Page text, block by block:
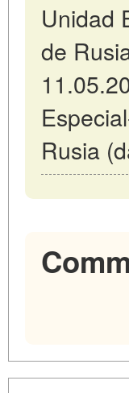
Unidad
de
Rusia